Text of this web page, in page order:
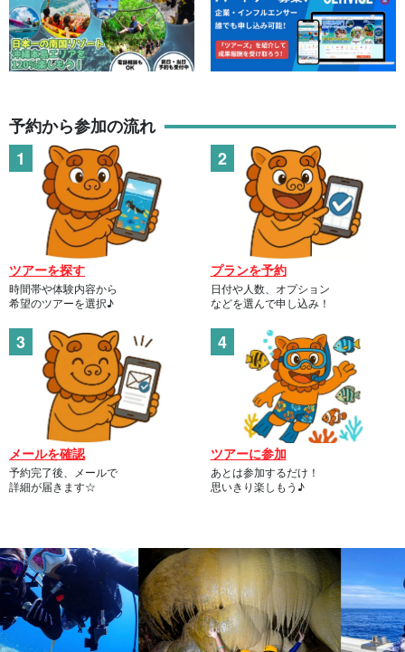
予約から参加の流れ
ツアーを探す
時間帯や体験内容から
希望のツアーを選択♪
プランを予約
日付や人数、オプション
などを選んで申し込み！
メールを確認
予約完了後、メールで
詳細が届きます☆
ツアーに参加
あとは参加するだけ！
思いきり楽しもう♪